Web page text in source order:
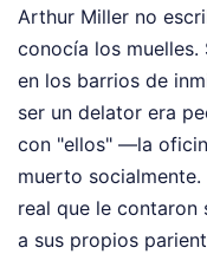
Arthur Miller no
conocía los
en los barrios de
ser un delator era
con "ellos" —la
muerto
real que le contaron
a sus propios